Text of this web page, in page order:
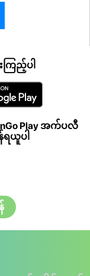
ကြည့်ပါ
Play အက်ပလီ
ယူပါ